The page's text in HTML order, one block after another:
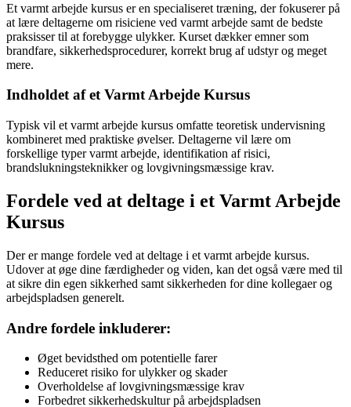
Et varmt arbejde kursus er en specialiseret træning, der fokuserer på
at lære deltagerne om risiciene ved varmt arbejde samt de bedste
praksisser til at forebygge ulykker. Kurset dækker emner som
brandfare, sikkerhedsprocedurer, korrekt brug af udstyr og meget
mere.
Indholdet af et Varmt Arbejde Kursus
Typisk vil et varmt arbejde kursus omfatte teoretisk undervisning
kombineret med praktiske øvelser. Deltagerne vil lære om
forskellige typer varmt arbejde, identifikation af risici,
brandslukningsteknikker og lovgivningsmæssige krav.
Fordele ved at deltage i et Varmt Arbejde
Kursus
Der er mange fordele ved at deltage i et varmt arbejde kursus.
Udover at øge dine færdigheder og viden, kan det også være med til
at sikre din egen sikkerhed samt sikkerheden for dine kollegaer og
arbejdspladsen generelt.
Andre fordele inkluderer:
Øget bevidsthed om potentielle farer
Reduceret risiko for ulykker og skader
Overholdelse af lovgivningsmæssige krav
Forbedret sikkerhedskultur på arbejdspladsen